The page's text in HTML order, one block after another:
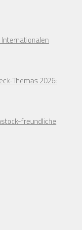
Themas 2026:
freundliche